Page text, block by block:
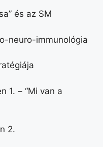
és az SM
neuro-immunológia
1. – “Mi van a
2.